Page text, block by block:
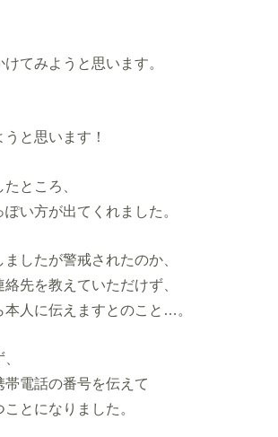
てみようと思います。
と思います！
ところ、
方が出てくれました。
たが警戒されたのか、
を教えていただけず、
に伝えますとのこと…。
話の番号を伝えて
になりました。